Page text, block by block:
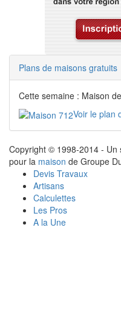
Plans de maisons gratuits
Cette semaine : Maison
Voir le plan
Copyright © 1998-2014 - Un
pour la maison de Groupe
Devis Travaux
Artisans
Calculettes
Les Pros
A la Une